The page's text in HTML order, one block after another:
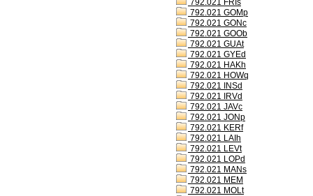
792.021 FRIs
792.021 GOMp
792.021 GONc
792.021 GOOb
792.021 GUAt
792.021 GYEd
792.021 HAKh
792.021 HOWq
792.021 INSd
792.021 IRVd
792.021 JAVc
792.021 JONp
792.021 KERf
792.021 LAIh
792.021 LEVt
792.021 LOPd
792.021 MANs
792.021 MEM
792.021 MOLt